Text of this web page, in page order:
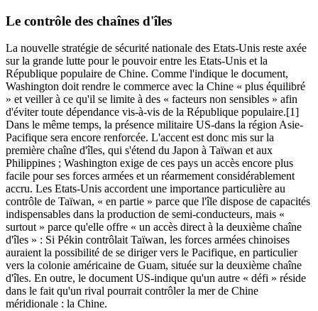
Le contrôle des chaînes d'îles
La nouvelle stratégie de sécurité nationale des Etats-Unis reste axée
sur la grande lutte pour le pouvoir entre les Etats-Unis et la
République populaire de Chine. Comme l'indique le document,
Washington doit rendre le commerce avec la Chine « plus équilibré
» et veiller à ce qu'il se limite à des « facteurs non sensibles » afin
d'éviter toute dépendance vis-à-vis de la République populaire.[1]
Dans le même temps, la présence militaire US-dans la région Asie-
Pacifique sera encore renforcée. L'accent est donc mis sur la
première chaîne d'îles, qui s'étend du Japon à Taïwan et aux
Philippines ; Washington exige de ces pays un accès encore plus
facile pour ses forces armées et un réarmement considérablement
accru. Les Etats-Unis accordent une importance particulière au
contrôle de Taïwan, « en partie » parce que l'île dispose de capacités
indispensables dans la production de semi-conducteurs, mais «
surtout » parce qu'elle offre « un accès direct à la deuxième chaîne
d'îles » : Si Pékin contrôlait Taïwan, les forces armées chinoises
auraient la possibilité de se diriger vers le Pacifique, en particulier
vers la colonie américaine de Guam, située sur la deuxième chaîne
d'îles. En outre, le document US-indique qu'un autre « défi » réside
dans le fait qu'un rival pourrait contrôler la mer de Chine
méridionale : la Chine.